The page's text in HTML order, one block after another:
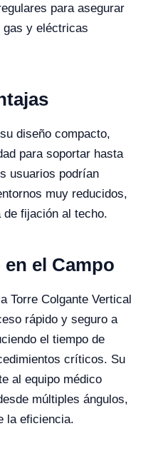
para asegurar
gas y eléctricas
diseño compacto,
para soportar hasta
usuarios podrían
muy reducidos,
fijación al techo.
el Campo
Torre Colgante Vertical
rápido y seguro a
el tiempo de
críticos. Su
al equipo médico
múltiples ángulos,
la eficiencia.